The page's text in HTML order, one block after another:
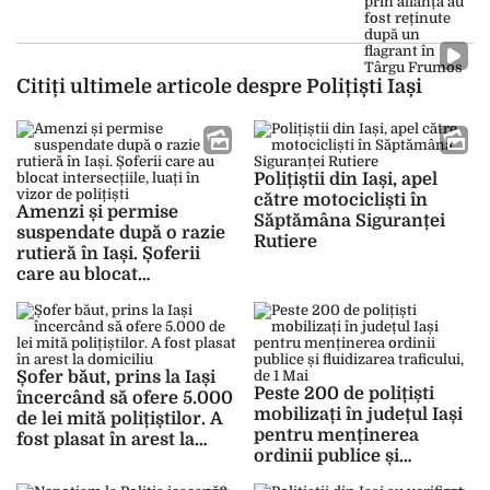
Citiți ultimele articole despre Polițiști Iași
Amenzi și permise
suspendate după o razie
rutieră în Iași. Șoferii
care au blocat
vizor de polițiști
Polițiștii din Iași, apel
către motocicliști în
Săptămâna Siguranței
Rutiere
Șofer băut, prins la Iași
încercând să ofere 5.000
de lei mită polițiștilor. A
fost plasat în arest la
Peste 200 de polițiști
mobilizați în județul Iași
pentru menținerea
ordinii publice și